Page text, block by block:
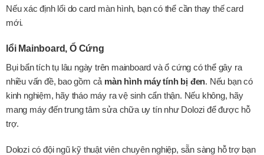
Nếu xác định lổi do card màn hình, bạn có thể cần thay thế card
mới.
lổi Mainboard, Ổ Cứng
Bụi bẩn tích tụ lâu ngày trên mainboard và ổ cứng có thể gây ra
nhiều vấn đề, bao gồm cả màn hình máy tính bị đen. Nếu bạn có
kinh nghiệm, hãy tháo máy ra vệ sinh cẩn thận. Nếu không, hãy
mang máy đến trung tâm sửa chữa uy tín như Dolozi để được hỗ
trợ.
Dolozi có đội ngũ kỹ thuật viên chuyên nghiệp, sẵn sàng hỗ trợ bạn